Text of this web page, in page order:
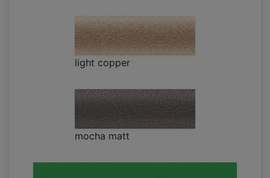
light copper
mocha matt